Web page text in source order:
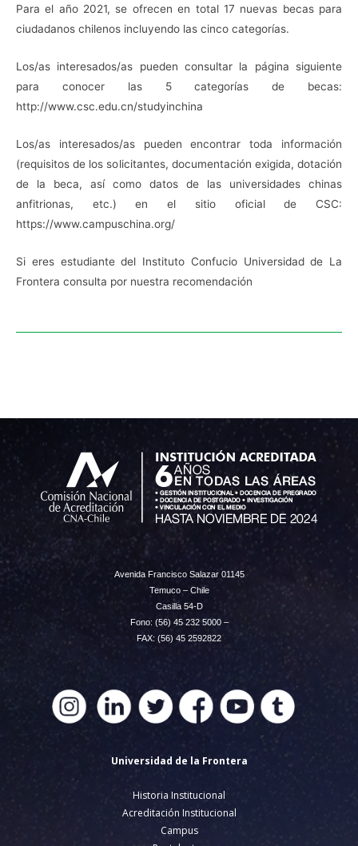
Para el año 2021, se ofrecen en total 17 nuevas becas para
ciudadanos chilenos incluyendo las cinco categorías.
Los/as interesados/as pueden consultar la página siguiente
para conocer las 5 categorías de becas:
http://www.csc.edu.cn/studyinchina
Los/as interesados/as pueden encontrar toda información
(requisitos de los solicitantes, documentación exigida, dotación
de la beca, así como datos de las universidades chinas
anfitrionas, etc.) en el sitio oficial de CSC:
https://www.campuschina.org/
Si eres estudiante del Instituto Confucio Universidad de La
Frontera consulta por nuestra recomendación
Avenida Francisco Salazar 01145
Temuco – Chile
Casilla 54-D
Fono: (56) 45 232 5000 –
FAX: (56) 45 2592822
Universidad de la Frontera
Historia Institucional
Acreditación Institucional
Campus